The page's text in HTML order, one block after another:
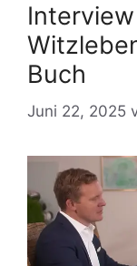
Buch
Juni 22, 2025